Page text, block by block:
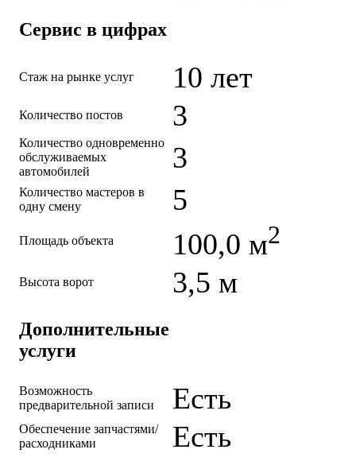
Сервис в цифрах
Стаж на рынке услуг 10 лет
Количество постов 3
Количество одновременно
обслуживаемых
автомобилей
3
Количество мастеров в
одну смену
5
Площадь объекта 100,0 м2
Высота ворот 3,5 м
Дополнительные
услуги
Возможность
предварительной записи
Есть
Обеспечение запчастями/
расходниками
Есть